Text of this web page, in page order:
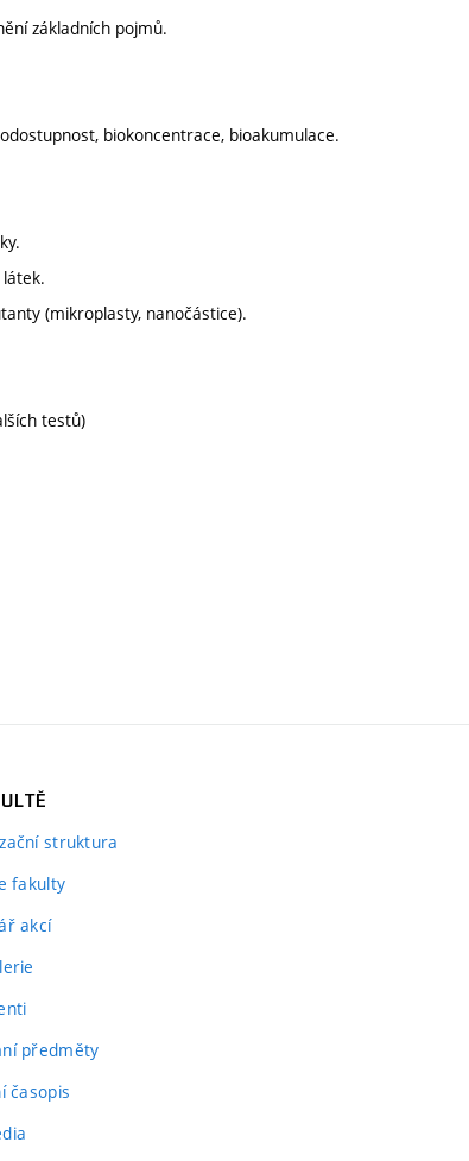
základních pojmů.
biokoncentrace, bioakumulace.
(mikroplasty, nanočástice).
testů)
struktura
fakulty
akcí
předměty
časopis